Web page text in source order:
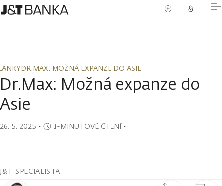
DR.MAX: MOŽNÁ EXPANZE DO ASIE
DR.MAX: MOŽNÁ EXPANZE DO ASIE
Dr.Max: Možná expanze do
Asie
26. 5. 2025 ・ 1-MINUTOVÉ ČTENÍ・
J&T SPECIALISTA